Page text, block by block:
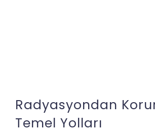
Radyasyondan
Temel Yolları